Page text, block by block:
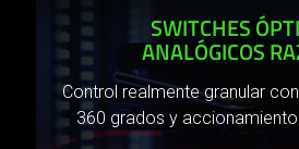
SWITCHES
ANALÓGICOS
Control realmente granular
360 grados y